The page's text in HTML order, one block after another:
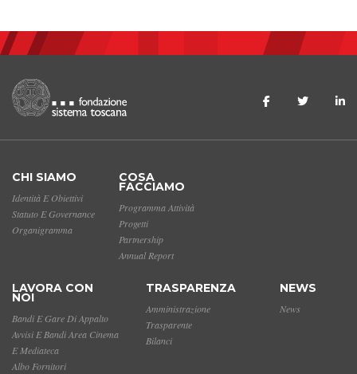
CHI SIAMO
Identità E Obiettivi
Statuto E Governance
Organigramma
COSA
FACCIAMO
Programma Attività
Progetti
Partnership
Annual Report
LAVORA CON
NOI
Bandi E Gare Di Appalto
Avvisi E Bandi Area Cinema
E Mediateca
Albo Fornitori
TRASPARENZA
Amministrazione
Trasparente
Bilanci
NEWS
News